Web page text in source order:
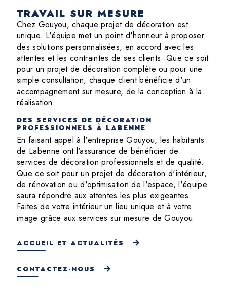
TRAVAIL SUR MESURE
Chez Gouyou, chaque projet de décoration est
unique. L'équipe met un point d'honneur à proposer
des solutions personnalisées, en accord avec les
attentes et les contraintes de ses clients. Que ce soit
pour un projet de décoration complète ou pour une
simple consultation, chaque client bénéficie d'un
accompagnement sur mesure, de la conception à la
réalisation.
DES SERVICES DE DÉCORATION
PROFESSIONNELS À LABENNE
En faisant appel à l'entreprise Gouyou, les habitants
de Labenne ont l'assurance de bénéficier de
services de décoration professionnels et de qualité.
Que ce soit pour un projet de décoration d'intérieur,
de rénovation ou d'optimisation de l'espace, l'équipe
saura répondre aux attentes les plus exigeantes.
Faites de votre intérieur un lieu unique et à votre
image grâce aux services sur mesure de Gouyou.
ACCUEIL ET ACTUALITÉS
CONTACTEZ-NOUS